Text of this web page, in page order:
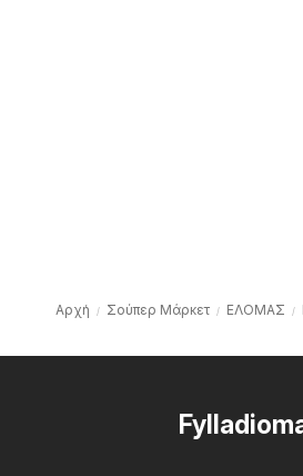
Αρχή Σούπερ Μάρκετ ΕΛΟΜΑΣ